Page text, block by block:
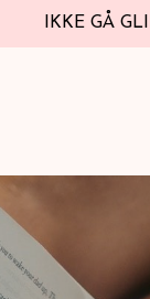
IKKE GÅ